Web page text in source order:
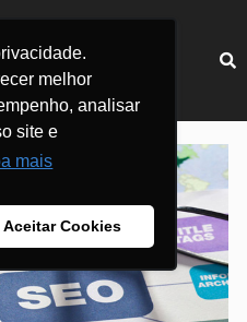
melhor
analisar
site e
mais
Aceitar Cookies